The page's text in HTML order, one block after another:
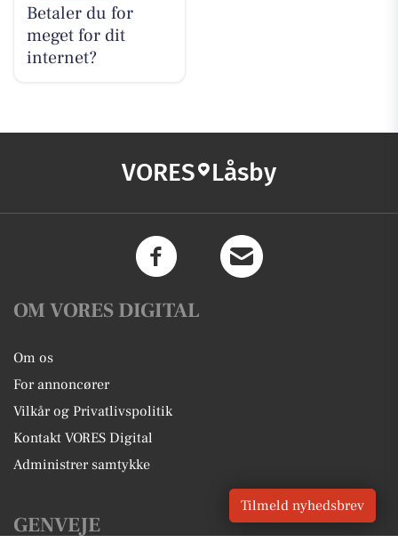
Betaler du for
meget for dit
internet?
VORES Låsby
OM VORES DIGITAL
Om os
For annoncører
Vilkår og Privatlivspolitik
Kontakt VORES Digital
Administrer samtykke
GENVEJE
Tilmeld nyhedsbrev